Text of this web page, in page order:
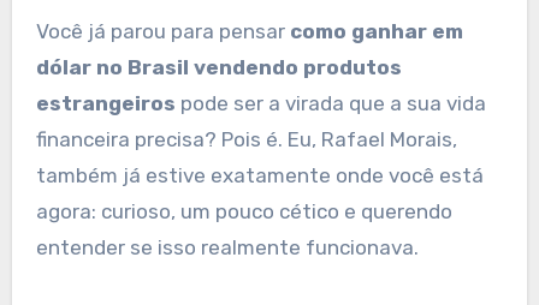
Você já parou para pensar como ganhar em
dólar no Brasil vendendo produtos
estrangeiros pode ser a virada que a sua vida
financeira precisa? Pois é. Eu, Rafael Morais,
também já estive exatamente onde você está
agora: curioso, um pouco cético e querendo
entender se isso realmente funcionava.